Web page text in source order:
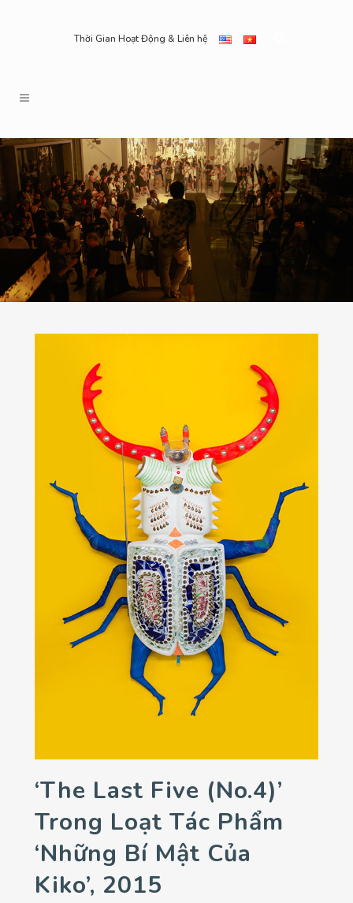
Thời Gian Hoạt Động & Liên hệ
‘The Last Five (No.4)’
Trong Loạt Tác Phẩm
‘Những Bí Mật Của
Kiko’, 2015